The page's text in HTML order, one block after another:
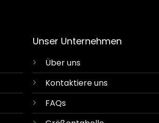
Unser Unternehmen
Über uns
Kontaktiere uns
FAQs